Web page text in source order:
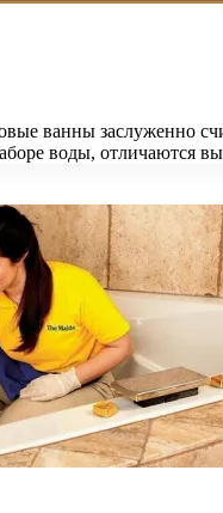
ванны заслуженно
воды, отличаются